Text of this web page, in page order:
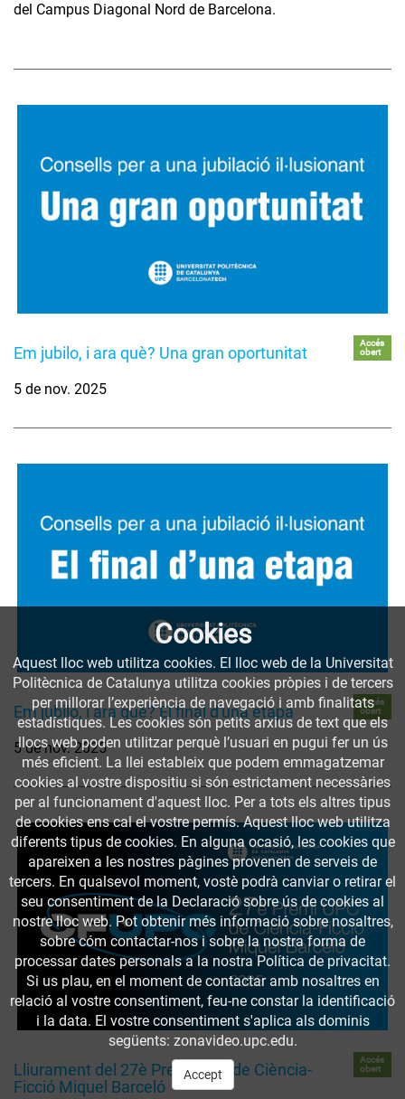
del Campus Diagonal Nord de Barcelona.
Em jubilo, i ara què? Una gran oportunitat
Accés
obert
5 de nov. 2025
Em jubilo, i ara què? El final d'una etapa
Accés
obert
5 de nov. 2025
Lliurament del 27è Premi UPC de Ciència-
Ficció Miquel Barceló
Accés
obert
Cookies
Aquest lloc web utilitza cookies. El lloc web de la Universitat
Politècnica de Catalunya utilitza cookies pròpies i de tercers
per millorar l’experiència de navegació i amb finalitats
estadístiques. Les cookies són petits arxius de text que els
llocs web poden utilitzar perquè l’usuari en pugui fer un ús
més eficient. La llei estableix que podem emmagatzemar
cookies al vostre dispositiu si són estrictament necessàries
per al funcionament d'aquest lloc. Per a tots els altres tipus
de cookies ens cal el vostre permís. Aquest lloc web utilitza
diferents tipus de cookies. En alguna ocasió, les cookies que
apareixen a les nostres pàgines provenen de serveis de
tercers. En qualsevol moment, vostè podrà canviar o retirar el
seu consentiment de la Declaració sobre ús de cookies al
nostre lloc web. Pot obtenir més informació sobre nosaltres,
sobre cóm contactar-nos i sobre la nostra forma de
processar dates personals a la nostra Política de privacitat.
Si us plau, en el moment de contactar amb nosaltres en
relació al vostre consentiment, feu-ne constar la identificació
i la data. El vostre consentiment s'aplica als dominis
següents: zonavideo.upc.edu.
Accept